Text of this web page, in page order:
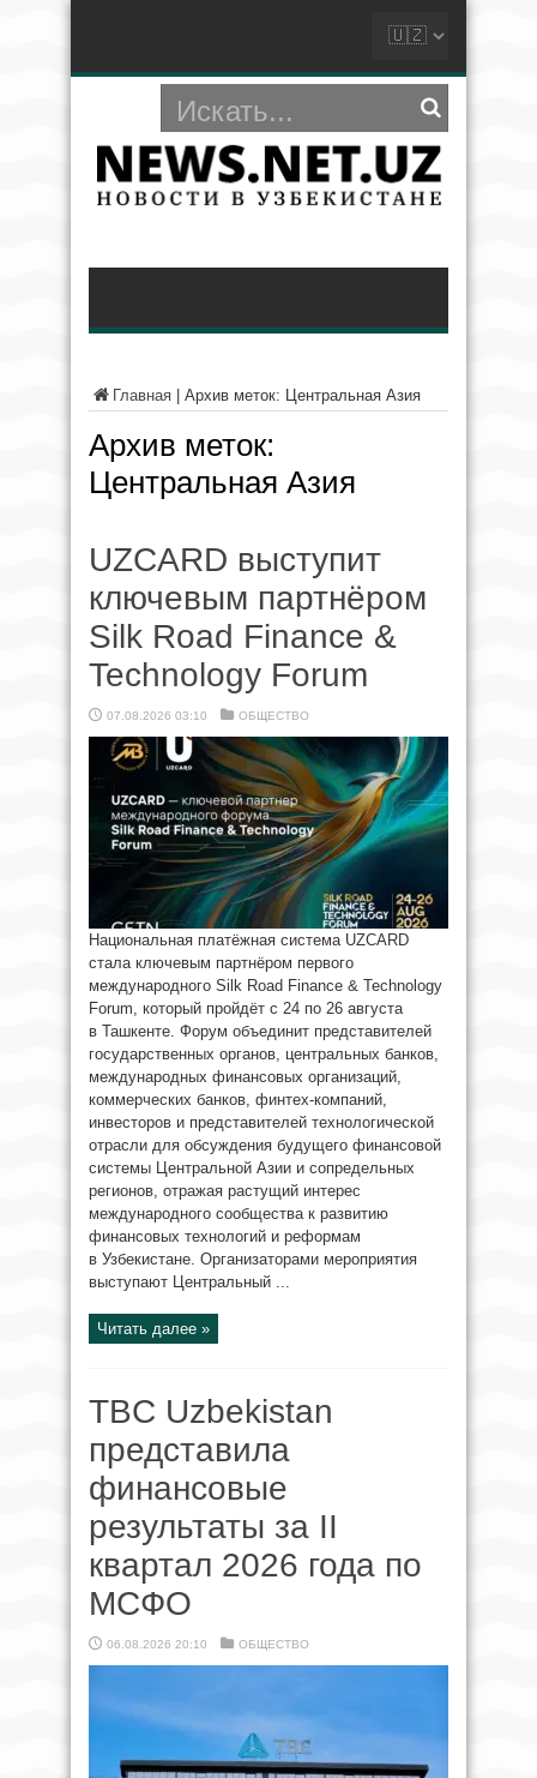
Главная Архив меток: Центральная Азия
Архив меток:
Центральная Азия
UZCARD выступит
ключевым партнёром
Silk Road Finance &
Technology Forum
07.08.2026 03:10 ОБЩЕСТВО
Национальная платёжная система UZCARD
стала ключевым партнёром первого
международного Silk Road Finance & Technology
Forum, который пройдёт с 24 по 26 августа
в Ташкенте. Форум объединит представителей
государственных органов, центральных банков,
международных финансовых организаций,
коммерческих банков, финтех-компаний,
инвесторов и представителей технологической
отрасли для обсуждения будущего финансовой
системы Центральной Азии и сопредельных
регионов, отражая растущий интерес
международного сообщества к развитию
финансовых технологий и реформам
в Узбекистане. Организаторами мероприятия
выступают Центральный ...
Читать далее »
TBC Uzbekistan
представила
финансовые
результаты за II
квартал 2026 года по
МСФО
06.08.2026 20:10 ОБЩЕСТВО